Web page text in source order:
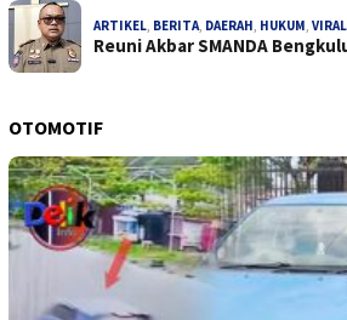
ARTIKEL, BERITA, DAERAH, HUKUM, VIRAL
Reuni Akbar SMANDA
OTOMOTIF